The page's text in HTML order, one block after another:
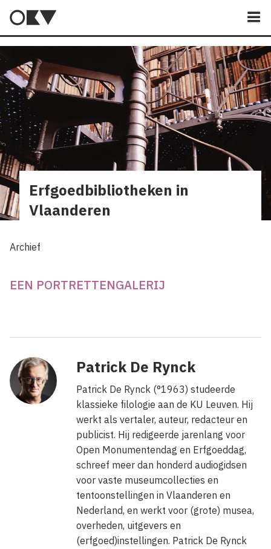
Erfgoedbibliotheken in
Vlaanderen
Archief
EEN PORTRETTENGALERIJ
Patrick De Rynck
Patrick De Rynck (°1963) studeerde
klassieke filologie aan de KU Leuven. Hij
werkt als vertaler, auteur, redacteur en
publicist. Hij redigeerde jarenlang voor
Open Monumentendag en Erfgoeddag,
schreef meer dan honderd audiogidsen
voor vaste museumcollecties en
tentoonstellingen in Vlaanderen en
Nederland, en werkt voor (grote) musea,
overheden, uitgevers en
(erfgoed)instellingen. Patrick De Rynck